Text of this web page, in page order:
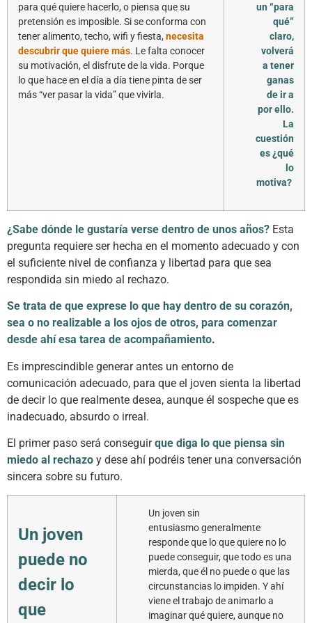
para qué quiere hacerlo, o piensa que su
pretensión es imposible. Si se conforma con
tener alimento, techo, wifi y fiesta, necesita
descubrir que quiere más. Le falta conocer
su motivación, el disfrute de la vida. Porque
lo que hace en el día a día tiene pinta de ser
más “ver pasar la vida” que vivirla.
un “para
qué”
claro,
volverá
a tener
ganas
de ir a
por ello.
La
cuestión
es ¿qué
lo
motiva?
¿Sabe dónde le gustaría verse dentro de unos años? Esta
pregunta requiere ser hecha en el momento adecuado y con
el suficiente nivel de confianza y libertad para que sea
respondida sin miedo al rechazo.
Se trata de que exprese lo que hay dentro de su corazón,
sea o no realizable a los ojos de otros, para comenzar
desde ahí esa tarea de acompañamiento.
Es imprescindible generar antes un entorno de
comunicación adecuado, para que el joven sienta la libertad
de decir lo que realmente desea, aunque él sospeche que es
inadecuado, absurdo o irreal.
El primer paso será conseguirque diga lo que piensa sin
miedo al rechazo y dese ahí podréis tener una conversación
sincera sobre su futuro.
Un joven
puede no
decir lo
que
Un joven sin
entusiasmo generalmente
responde que lo que quiere no lo
puede conseguir, que todo es una
mierda, que él no puede o que las
circunstancias lo impiden. Y ahí
viene el trabajo de animarlo a
imaginar qué quiere, aunque no